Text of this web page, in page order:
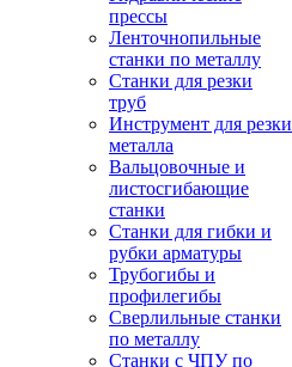
прессы
Ленточнопильные
станки по металлу
Станки для резки
труб
Инструмент для резки
металла
Вальцовочные и
листосгибающие
станки
Станки для гибки и
рубки арматуры
Трубогибы и
профилегибы
Сверлильные станки
по металлу
Станки с ЧПУ по